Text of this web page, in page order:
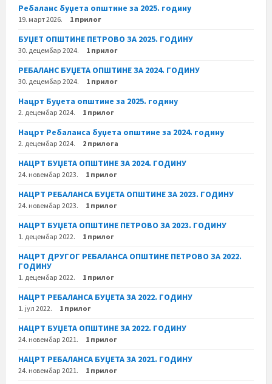
Ребаланс буџета општине за 2025. годину
19. март 2026. 1 прилог
БУЏЕТ ОПШТИНЕ ПЕТРОВО ЗА 2025. ГОДИНУ
30. децембар 2024. 1 прилог
РЕБАЛАНС БУЏЕТА ОПШТИНЕ ЗА 2024. ГОДИНУ
30. децембар 2024. 1 прилог
Нацрт Буџета општине за 2025. годину
2. децембар 2024. 1 прилог
Нацрт Ребаланса буџета општине за 2024. годину
2. децембар 2024. 2 прилога
НАЦРТ БУЏЕТА ОПШТИНЕ ЗА 2024. ГОДИНУ
24. новембар 2023. 1 прилог
НАЦРТ РЕБАЛАНСА БУЏЕТА ОПШТИНЕ ЗА 2023. ГОДИНУ
24. новембар 2023. 1 прилог
НАЦРТ БУЏЕТА ОПШТИНЕ ПЕТРОВО ЗА 2023. ГОДИНУ
1. децембар 2022. 1 прилог
НАЦРТ ДРУГОГ РЕБАЛАНСА ОПШТИНЕ ПЕТРОВО ЗА 2022.
ГОДИНУ
1. децембар 2022. 1 прилог
НАЦРТ РЕБАЛАНСА БУЏЕТА ЗА 2022. ГОДИНУ
1. јул 2022. 1 прилог
НАЦРТ БУЏЕТА ОПШТИНЕ ЗА 2022. ГОДИНУ
24. новембар 2021. 1 прилог
НАЦРТ РЕБАЛАНСА БУЏЕТА ЗА 2021. ГОДИНУ
24. новембар 2021. 1 прилог